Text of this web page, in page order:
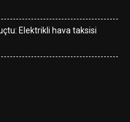
Elektrikli hava taksisi